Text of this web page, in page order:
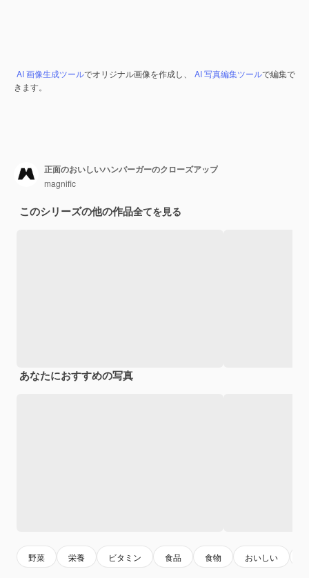
AI 画像生成ツールでオリジナル画像を作成し、 AI 写真編集ツールで編集で
きます。
正面のおいしいハンバーガーのクローズアップ
magnific
このシリーズの他の作品全てを見る
あなたにおすすめの写真
野菜 栄養 ビタミン 食品 食物 おいしい